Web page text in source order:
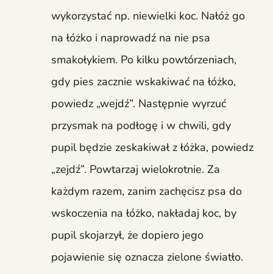
wykorzystać np. niewielki koc. Nałóż go
na łóżko i naprowadź na nie psa
smakołykiem. Po kilku powtórzeniach,
gdy pies zacznie wskakiwać na łóżko,
powiedz „wejdź”. Następnie wyrzuć
przysmak na podłogę i w chwili, gdy
pupil będzie zeskakiwał z łóżka, powiedz
„zejdź”. Powtarzaj wielokrotnie. Za
każdym razem, zanim zachęcisz psa do
wskoczenia na łóżko, nakładaj koc, by
pupil skojarzył, że dopiero jego
pojawienie się oznacza zielone światło.